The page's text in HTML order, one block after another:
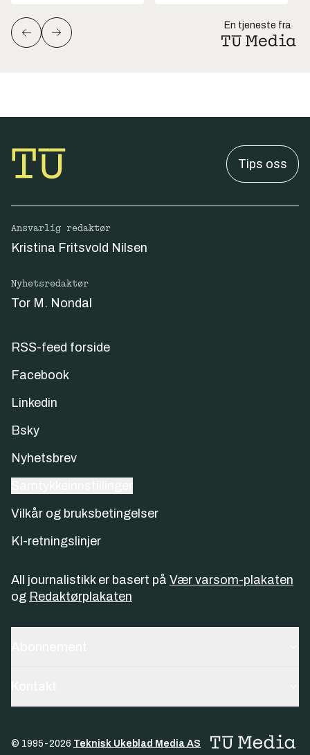
En tjeneste fra
Tips oss
Ansvarlig redaktør
Kristina Fritsvold Nilsen
Nyhetsredaktør
Tor M. Nondal
RSS-feed forside
Facebook
Linkedin
Bsky
Nyhetsbrev
Vilkår og bruksbetingelser
KI-retningslinjer
All journalistikk er basert på Vær varsom-plakaten
og Redaktørplakaten
© 1995-2026 Teknisk Ukeblad Media AS